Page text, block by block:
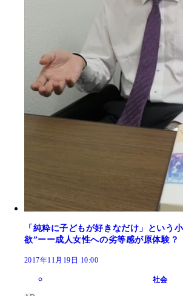
「純粋に子どもが好きなだけ」という
欲”ーー成人女性への劣等感が原体験？
2017年11月19日 10:00
社会